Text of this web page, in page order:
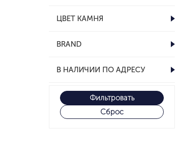
ЦВЕТ КАМНЯ
BRAND
В НАЛИЧИИ ПО АДРЕСУ
Фильтровать
Сброс